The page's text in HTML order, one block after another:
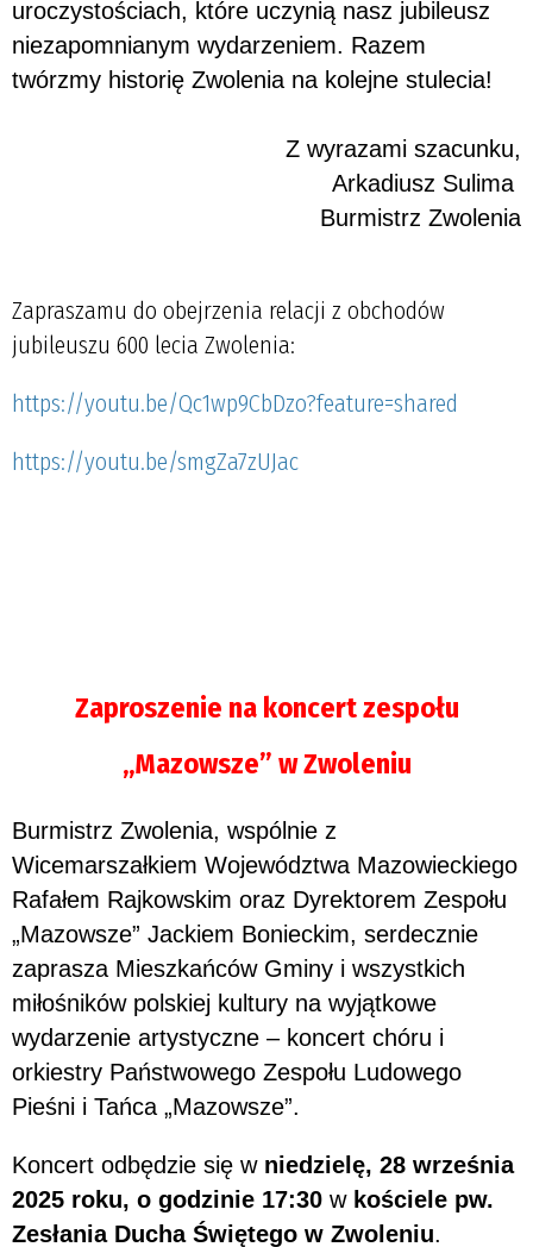
uroczystościach, które uczynią nasz jubileusz
niezapomnianym wydarzeniem. Razem
twórzmy historię Zwolenia na kolejne stulecia!
Z wyrazami szacunku,
Arkadiusz Sulima
Burmistrz Zwolenia
Zapraszamu do obejrzenia relacji z obchodów
jubileuszu 600 lecia Zwolenia:
https://youtu.be/Qc1wp9CbDzo?feature=shared
https://youtu.be/smgZa7zUJac
Zaproszenie na koncert zespołu
„Mazowsze” w Zwoleniu
Burmistrz Zwolenia, wspólnie z
Wicemarszałkiem Województwa Mazowieckiego
Rafałem Rajkowskim oraz Dyrektorem Zespołu
„Mazowsze” Jackiem Bonieckim, serdecznie
zaprasza Mieszkańców Gminy i wszystkich
miłośników polskiej kultury na wyjątkowe
wydarzenie artystyczne – koncert chóru i
orkiestry Państwowego Zespołu Ludowego
Pieśni i Tańca „Mazowsze”.
Koncert odbędzie się w niedzielę, 28 września
2025 roku, o godzinie 17:30 w kościele pw.
Zesłania Ducha Świętego w Zwoleniu.